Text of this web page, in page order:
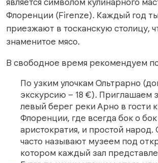
Флоренции (Firenze). Каждый год
приезжают в тосканскую столицу,
знаменитое мясо.
В свободное время рекомендуем
По узким улочкам Ольтрарно
экскурсию – 18 €). Приглашаем
левый берег реки Арно в гости
Флоренции, где всегда бок о
аристократия, и простой народ.
часто называют музеем под
котором каждый зал